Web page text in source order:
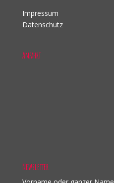
Impressum
Datenschutz
Anfahrt
Newsletter